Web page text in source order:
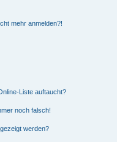
mehr anmelden?!
Liste auftaucht?
noch falsch!
werden?